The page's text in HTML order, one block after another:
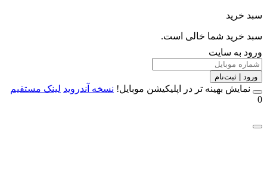
خرید شما خالی است.
به سایت
| ثبت‌نام
بهینه تر در اپلیکیشن موبایل!نسخه آندروید لینک مستقیم